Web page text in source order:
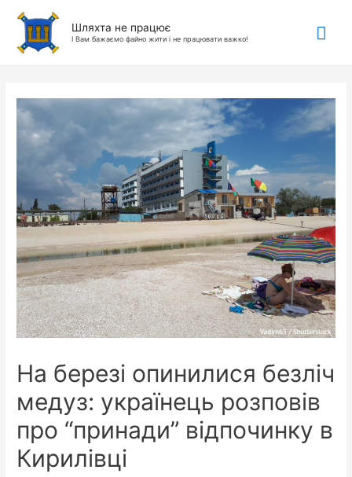
Шляхта не працює
І Вам бажаємо файно жити і не працювати важко!
На березі опинилися безліч
медуз: українець розповів
про “принади” відпочинку в
Кирилівці